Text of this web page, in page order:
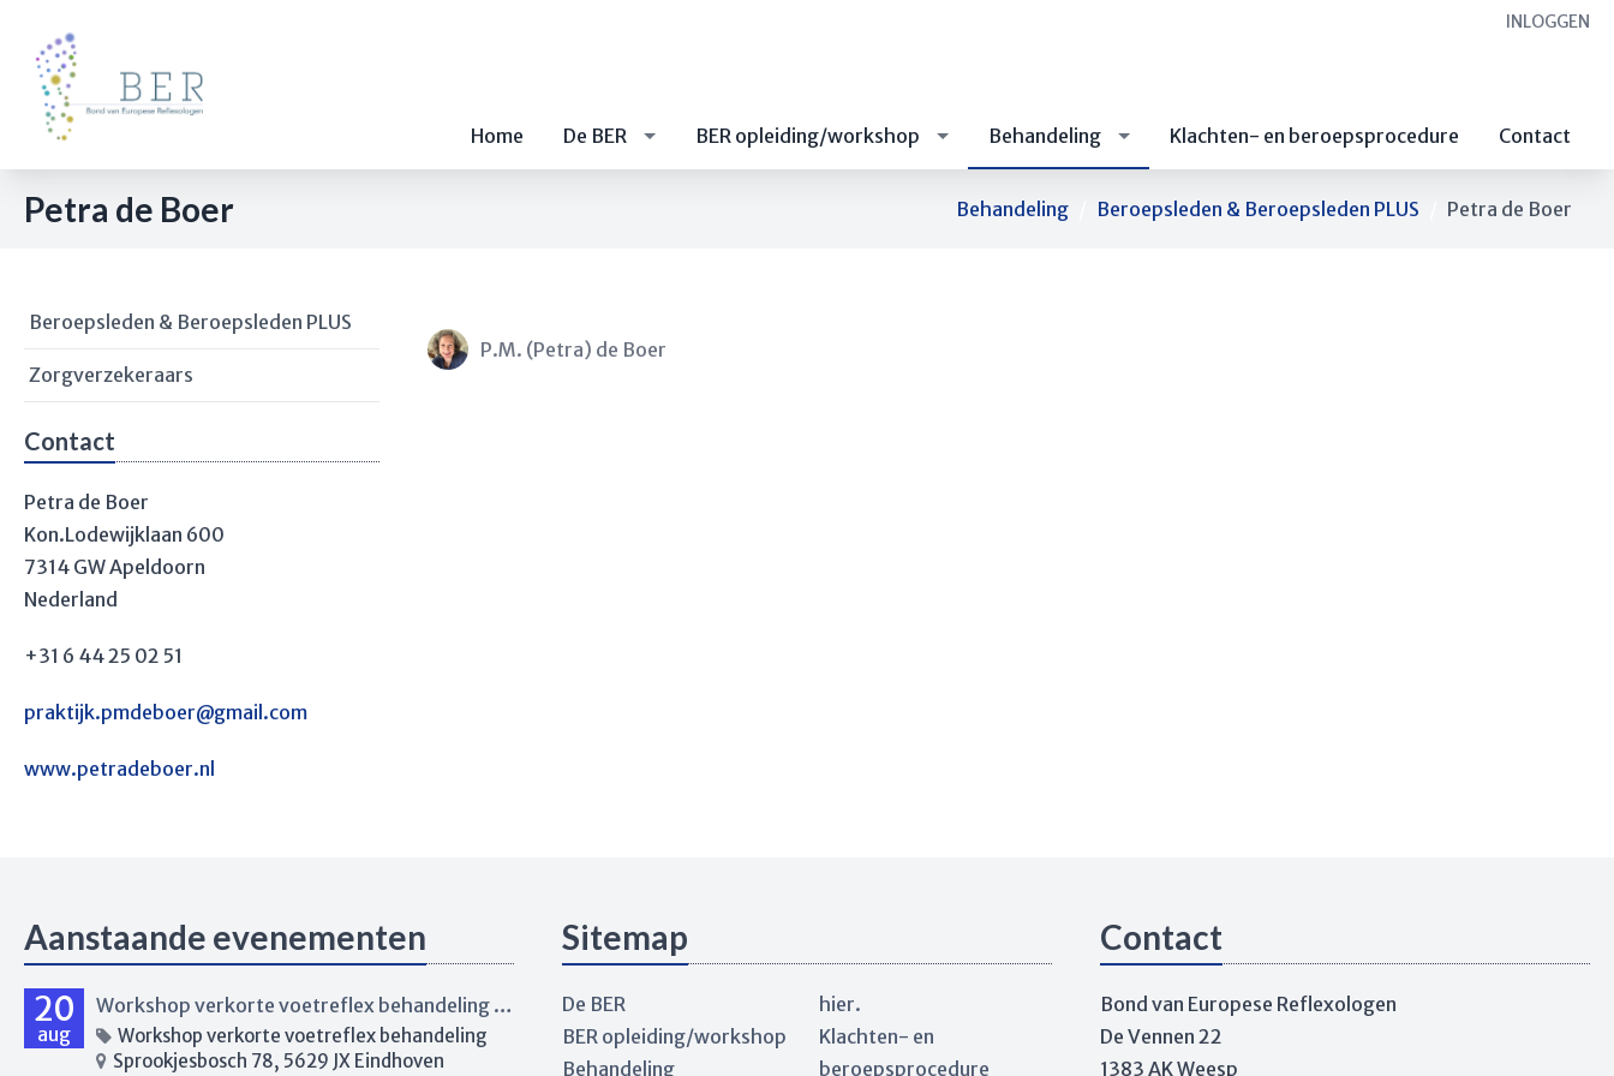
INLOGGEN
Home De BER BER opleiding/workshop Behandeling Klachten- en beroepsprocedure Contact
Behandeling Beroepsleden & Beroepsleden PLUS Petra de Boer
Petra de Boer
Beroepsleden & Beroepsleden PLUS
Zorgverzekeraars
Contact
Petra de Boer
Kon.Lodewijklaan 600
7314 GW Apeldoorn
Nederland
+31 6 44 25 02 51
praktijk.pmdeboer@gmail.com
www.petradeboer.nl
P.M. (Petra) de Boer
Aanstaande evenementen
20
aug
Workshop verkorte voetreflex behandeling Eindhoven
Workshop verkorte voetreflex behandeling
Sprookjesbosch 78, 5629 JX Eindhoven
Sitemap
De BER
BER opleiding/workshop
Behandeling
hier.
Klachten- en
beroepsprocedure
Contact
Bond van Europese Reflexologen
De Vennen 22
1383 AK Weesp